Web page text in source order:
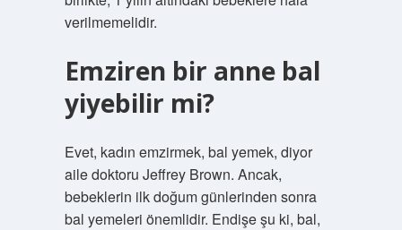
verilmemelidir.
Emziren bir anne bal
yiyebilir mi?
Evet, kadın emzirmek, bal yemek, diyor
aile doktoru Jeffrey Brown. Ancak,
bebeklerin ilk doğum günlerinden sonra
bal yemeleri önemlidir. Endişe şu ki, bal,